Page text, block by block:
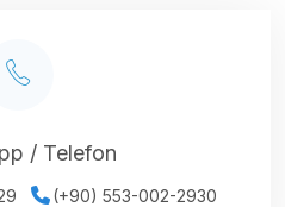
/ Telefon
(+90) 553-002-2930